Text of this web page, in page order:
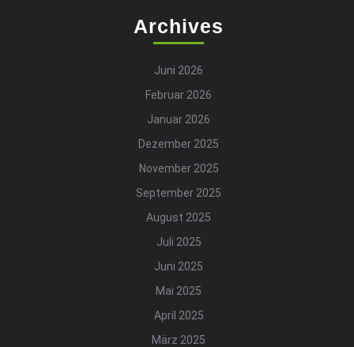
Archives
Juni 2026
Februar 2026
Januar 2026
Dezember 2025
November 2025
September 2025
August 2025
Juli 2025
Juni 2025
Mai 2025
April 2025
März 2025